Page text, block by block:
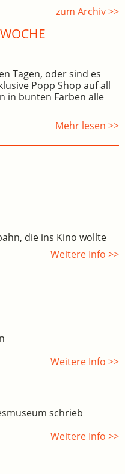
zum Archiv >>
Tagen, oder sind es
Popp Shop auf all
in bunten Farben alle
Mehr lesen >>
die ins Kino wollte
Weitere Info >>
Weitere Info >>
schrieb
Weitere Info >>